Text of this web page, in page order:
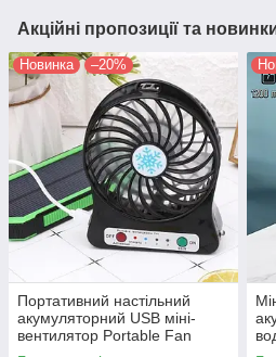
Акційні пропозиції та
Новинка –20%
Портативний настільний
акумуляторний USB міні-
вентилятор Portable Fan
маленький, від ЮСБ, на